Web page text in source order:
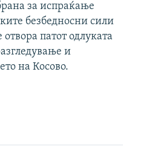
за испраќање
безбедносни сили
патот одлуката
и
на Косово.